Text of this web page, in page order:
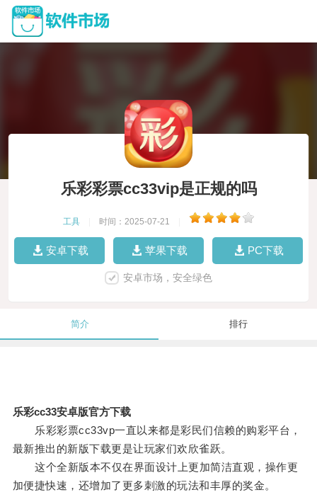
乐彩彩票cc33vip是正规的吗
工具 时间：2025-07-21
安卓下载 苹果下载 PC下载
安卓市场，安全绿色
简介 排行
乐彩cc33安卓版官方下载
乐彩彩票cc33vp一直以来都是彩民们信赖的购彩平台，
最新推出的新版下载更是让玩家们欢欣雀跃。
这个全新版本不仅在界面设计上更加简洁直观，操作更
加便捷快速，还增加了更多刺激的玩法和丰厚的奖金。